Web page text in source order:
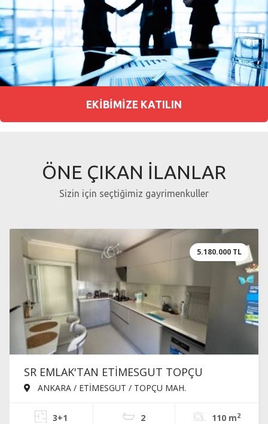
EKİBİMİZE KATILIN
ÖNE ÇIKAN İLANLAR
Sizin için seçtiğimiz gayrimenkuller
5.180.000 TL
SR EMLAK'TAN ETİMESGUT TOPÇU
MAH'DE 3+1 110m² ARA KATTA ÖN CEPHE
ANKARA / ETİMESGUT / TOPÇU MAH.
3+1 2 110 m2